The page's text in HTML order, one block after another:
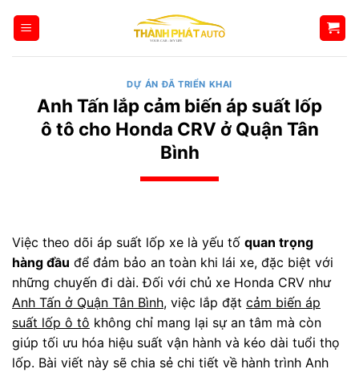
qua
DỰ ÁN ĐÃ TRIỂN KHAI
Anh Tấn lắp cảm biến áp suất lốp
ô tô cho Honda CRV ở Quận Tân
Bình
Việc theo dõi áp suất lốp xe là yếu tố quan trọng
hàng đầu để đảm bảo an toàn khi lái xe, đặc biệt với
những chuyến đi dài. Đối với chủ xe Honda CRV như
Anh Tấn ở Quận Tân Bình, việc lắp đặt cảm biến áp
suất lốp ô tô không chỉ mang lại sự an tâm mà còn
giúp tối ưu hóa hiệu suất vận hành và kéo dài tuổi thọ
lốp. Bài viết này sẽ chia sẻ chi tiết về hành trình Anh